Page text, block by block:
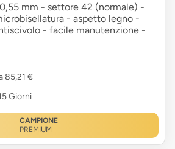
mm - settore 42 (normale) -
- aspetto legno -
- facile manutenzione -
85,21 €
Giorni
CAMPIONE
PREMIUM